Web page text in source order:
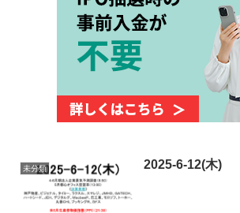
未分類 2025-6-12(木)